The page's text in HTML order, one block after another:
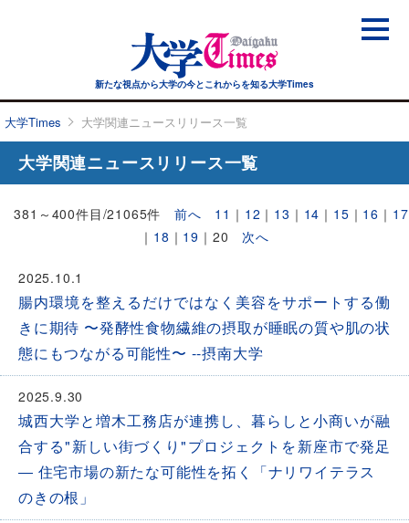
新たな視点から大学の今とこれからを知る大学Times
大学Times 大学関連ニュースリリース一覧
大学関連ニュースリリース一覧
381～400件目/21065件 前へ 11 ｜ 12 ｜ 13 ｜ 14 ｜ 15 ｜ 16 ｜ 17
｜ 18 ｜ 19 ｜ 20 次へ
2025.10.1
腸内環境を整えるだけではなく美容をサポートする働
きに期待 〜発酵性食物繊維の摂取が睡眠の質や肌の状
態にもつながる可能性〜 --摂南大学
2025.9.30
城西大学と増木工務店が連携し、暮らしと小商いが融
合する"新しい街づくり"プロジェクトを新座市で発足
― 住宅市場の新たな可能性を拓く「ナリワイテラス
のきの根」